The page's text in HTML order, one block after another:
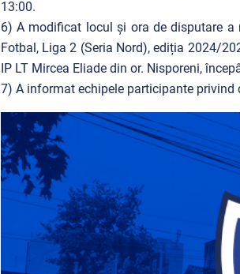
13:00.
6) A modificat locul și ora de disputare
Fotbal, Liga 2 (Seria Nord), ediția 2024/
IP LT Mircea Eliade din or. Nisporeni,
7) A informat echipele participante privind